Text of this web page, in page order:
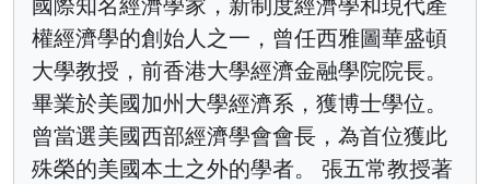
國際知名經濟學家，新制度經濟學和現代產
權經濟學的創始人之一，曾任西雅圖華盛頓
大學教授，前香港大學經濟金融學院院長。
畢業於美國加州大學經濟系，獲博士學位。
曾當選美國西部經濟學會會長，為首位獲此
殊榮的美國本土之外的學者。 張五常教授著